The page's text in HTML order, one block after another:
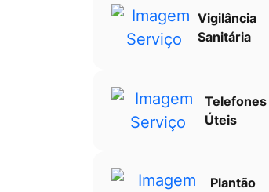
Vigilância
Sanitária
Telefones
Úteis
Plantão